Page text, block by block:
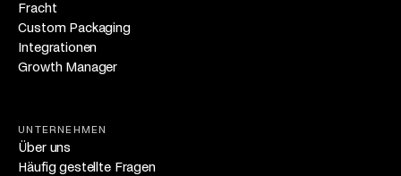
Fracht
Custom Packaging
Integrationen
Growth Manager
UNTERNEHMEN
Über uns
Häufig gestellte Fragen